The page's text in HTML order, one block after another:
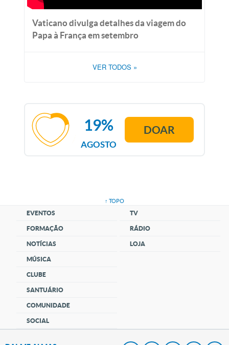
Vaticano divulga detalhes da viagem do
Papa à França em setembro
VER TODOS »
AGOSTO
19% DOAR
↑ TOPO
EVENTOS
FORMAÇÃO
NOTÍCIAS
MÚSICA
CLUBE
SANTUÁRIO
COMUNIDADE
SOCIAL
TV
RÁDIO
LOJA